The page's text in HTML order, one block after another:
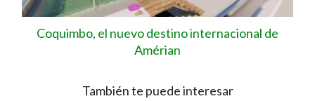
Coquimbo, el nuevo destino internacional de
Amérian
También te puede interesar